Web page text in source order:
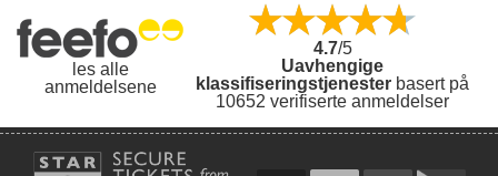
les alle
anmeldelsene
4.7/5
Uavhengige
klassifiseringstjenester basert på
10652 verifiserte anmeldelser